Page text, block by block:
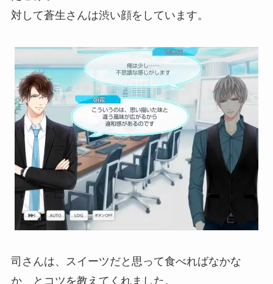
対して蒼生さんは渋い顔をしています。
司さんは、スイーツだと思って食べればなかな
か、とコツを教えてくれました。